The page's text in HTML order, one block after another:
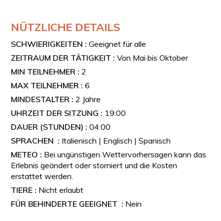
Auf Wunsch können auch Weine, Champagner oder
exklusive Gerichte angeboten werden.
WEINVERKOSTUNG
Je nach Verfügbarkeit wird eine Flasche Wein aus
kampanischen oder nationalen Weinen serviert, z. B.:
Müller-Thurgau
Falanghina
Piedirosso
Chianti
KINDER AN BORD
Dieses Erlebnis ist auch für Familien gedacht und lädt
zum Entspannen ein. Kinder dürfen gerne mitgebracht
werden.
KINDERMENÜ
NÜTZLICHE DETAILS
SCHWIERIGKEITEN :Geeignet für alle
ZEITRAUM DER TÄTIGKEIT :Von Mai bis Oktober
MIN TEILNEHMER :2
MAX TEILNEHMER :6
MINDESTALTER :2 Jahre
UHRZEIT DER SITZUNG : 19:00
DAUER (STUNDEN) :04:00
SPRACHEN : Italienisch | Englisch | Spanisch
METEO : Bei ungünstigen Wettervorhersagen kann das
Erlebnis geändert oder storniert und die Kosten
erstattet werden.
TIERE : Nicht erlaubt
FÜR BEHINDERTE GEEIGNET : Nein